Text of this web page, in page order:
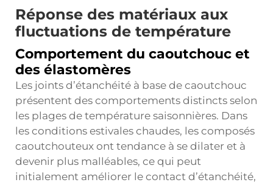
Réponse des matériaux aux
fluctuations de température
Comportement du caoutchouc et
des élastomères
Les joints d’étanchéité à base de caoutchouc
présentent des comportements distincts selon
les plages de température saisonnières. Dans
les conditions estivales chaudes, les composés
caoutchouteux ont tendance à se dilater et à
devenir plus malléables, ce qui peut
initialement améliorer le contact d’étanchéité,